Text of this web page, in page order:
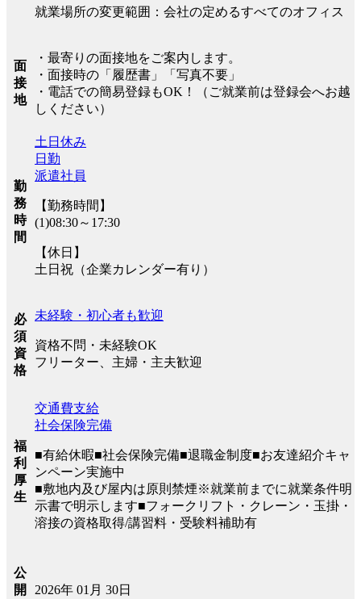
就業場所の変更範囲：会社の定めるすべてのオフィス
面
接
地
・最寄りの面接地をご案内します。
・面接時の「履歴書」「写真不要」
・電話での簡易登録もOK！（ご就業前は登録会へお越
しください）
勤
務
時
間
土日休み
日勤
派遣社員
【勤務時間】
(1)08:30～17:30
【休日】
土日祝（企業カレンダー有り）
必
須
資
格
未経験・初心者も歓迎
資格不問・未経験OK
フリーター、主婦・主夫歓迎
福
利
厚
生
交通費支給
社会保険完備
■有給休暇■社会保険完備■退職金制度■お友達紹介キャ
ンペーン実施中
■敷地内及び屋内は原則禁煙※就業前までに就業条件明
示書で明示します■フォークリフト・クレーン・玉掛・
溶接の資格取得/講習料・受験料補助有
公
開
2026年 01月 30日